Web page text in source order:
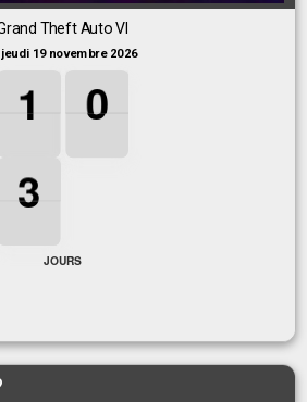
Theft Auto VI
jeudi 19 novembre 2026
1
1
1
1 0
0
0
0
3
3
3
3
JOURS